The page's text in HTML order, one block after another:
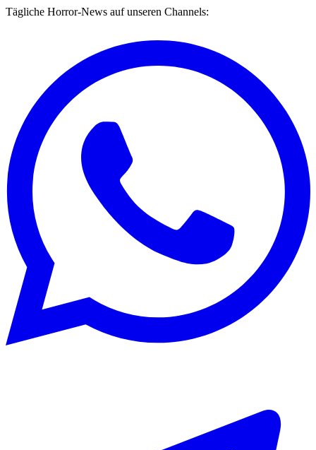
Tägliche Horror-News auf unseren Channels: